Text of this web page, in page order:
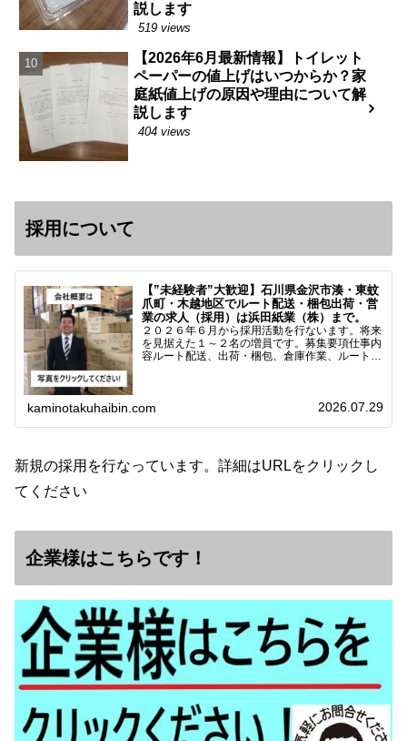
説します
519 views
【2026年6月最新情報】トイレット
ペーパーの値上げはいつからか？家
庭紙値上げの原因や理由について解
説します
404 views
採用について
【”未経験者”大歓迎】石川県金沢市湊・東蚊
爪町・木越地区でルート配送・梱包出荷・営
業の求人（採用）は浜田紙業（株）まで。
２０２６年６月から採用活動を行ないます。将来
を見据えた１～２名の増員です。募集要項仕事内
容ルート配送、出荷・梱包、倉庫作業、ルート営
kaminotakuhaibin.com 2026.07.29
新規の採用を行なっています。詳細はURLをクリックし
てください
企業様はこちらです！